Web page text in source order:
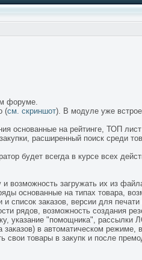
форуме.
(см. скриншот). В модуле уже
основанные на рейтинге, ТОП лист
расширенный поиск среди
будет всегда в курсе всех
и возможность загружать их из
основанные на типах товара,
список заказов, версии для
рядов, возможность создания
указание "помощника", рассылки
в автоматическом режиме,
свои товары в закупк и после